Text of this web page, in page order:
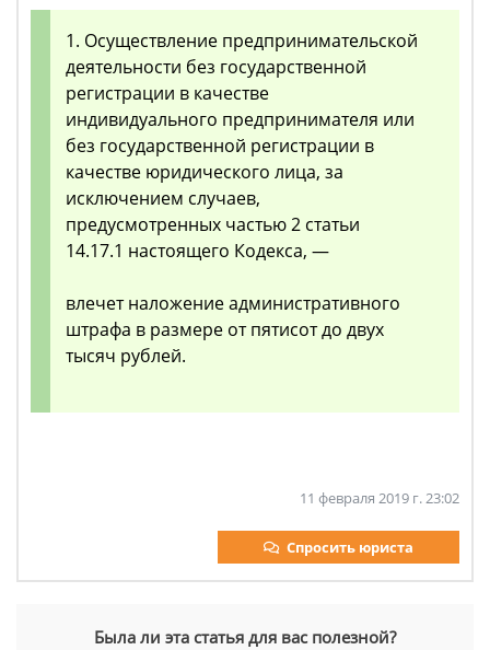
1. Осуществление предпринимательской
деятельности без государственной
регистрации в качестве
индивидуального предпринимателя или
без государственной регистрации в
качестве юридического лица, за
исключением случаев,
предусмотренных частью 2 статьи
14.17.1 настоящего Кодекса, —
влечет наложение административного
штрафа в размере от пятисот до двух
тысяч рублей.
11 февраля 2019 г. 23:02
Спросить юриста
Была ли эта статья для вас полезной?